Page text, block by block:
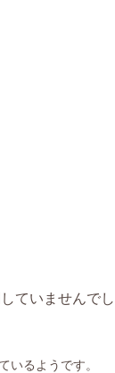
ていませんでし
いるようです。